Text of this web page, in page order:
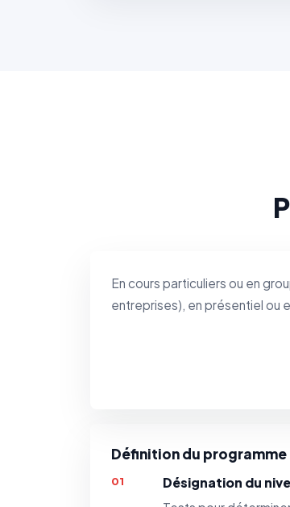
En cours particuliers ou en
entreprises), en présentiel ou
Définition du programme
01 Désignation du